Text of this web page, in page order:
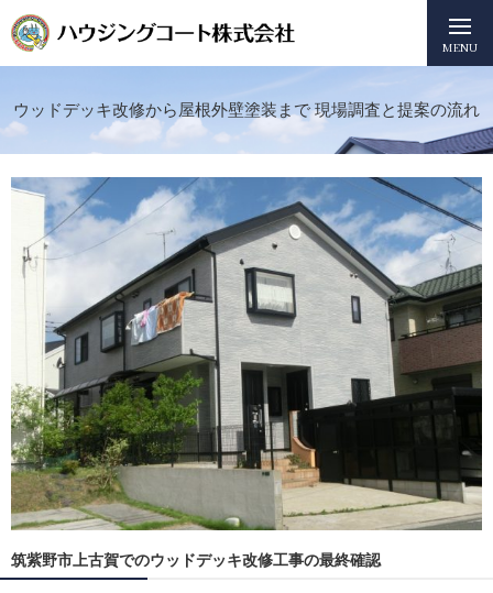
MENU
ウッドデッキ改修から屋根外壁塗装まで 現場調査と提案の流れ
筑紫野市上古賀でのウッドデッキ改修工事の最終確認